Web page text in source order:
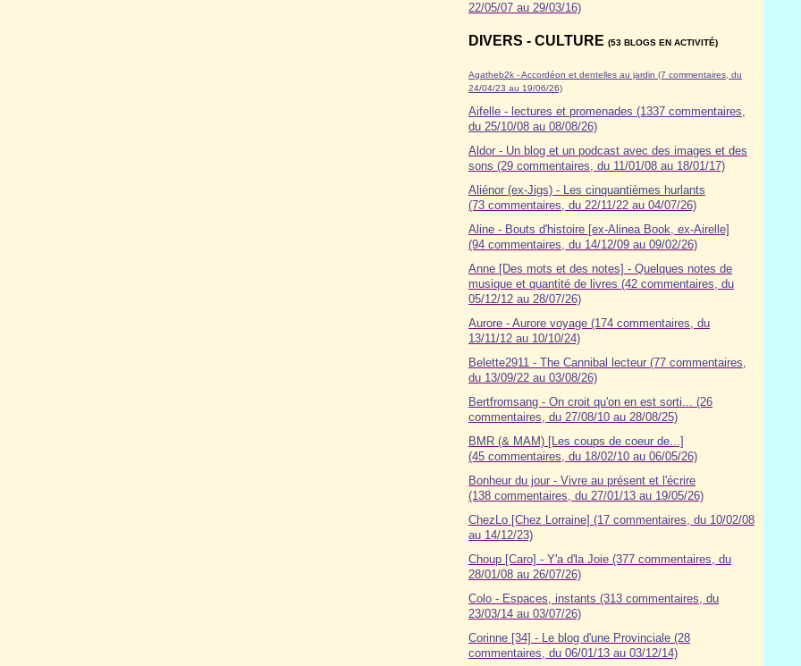
22/05/07 au 29/03/16)
DIVERS - CULTURE (53 BLOGS EN ACTIVITÉ)
Agatheb2k - Accordéon et dentelles au jardin (7 commentaires, du
24/04/23 au 19/06/26)
Aifelle - lectures et promenades (1337 commentaires,
du 25/10/08 au 08/08/26)
Aldor - Un blog et un podcast avec des images et des
sons (29 commentaires, du 11/01/08 au 18/01/17)
Aliénor (ex-Jigs) - Les cinquantièmes hurlants
(73 commentaires, du 22/11/22 au 04/07/26)
Aline - Bouts d'histoire [ex-Alinea Book, ex-Airelle]
(94 commentaires, du 14/12/09 au 09/02/26)
Anne [Des mots et des notes] - Quelques notes de
musique et quantité de livres (42 commentaires, du
05/12/12 au 28/07/26)
Aurore - Aurore voyage (174 commentaires, du
13/11/12 au 10/10/24)
Belette2911 - The Cannibal lecteur (77 commentaires,
du 13/09/22 au 03/08/26)
Bertfromsang - On croit qu'on en est sorti... (26
commentaires, du 27/08/10 au 28/08/25)
BMR (& MAM) [Les coups de coeur de...]
(45 commentaires, du 18/02/10 au 06/05/26)
Bonheur du jour - Vivre au présent et l'écrire
(138 commentaires, du 27/01/13 au 19/05/26)
ChezLo [Chez Lorraine] (17 commentaires, du 10/02/08
au 14/12/23)
Choup [Caro] - Y'a d'la Joie (377 commentaires, du
28/01/08 au 26/07/26)
Colo - Espaces, instants (313 commentaires, du
23/03/14 au 03/07/26)
Corinne [34] - Le blog d'une Provinciale (28
commentaires, du 06/01/13 au 03/12/14)